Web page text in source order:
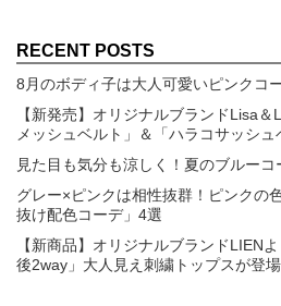
RECENT POSTS
8月のボディ子は大人可愛いピンクコ
【新発売】オリジナルブランドLisa
メッシュベルト」＆「ハラコサッシ
見た目も気分も涼しく！夏のブルーコ
グレー×ピンクは相性抜群！ピンクの
抜け配色コーデ」4選
【新商品】オリジナルブランドLIEN
後2way」大人見え刺繍トップスが登場